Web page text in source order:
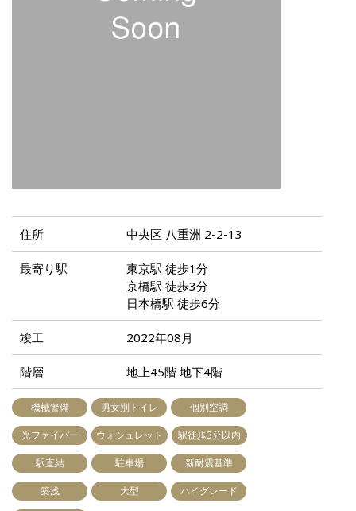
住所 中央区 八重洲 2-2-13
最寄り駅
東京駅 徒歩1分
京橋駅 徒歩3分
日本橋駅 徒歩6分
竣工 2022年08月
階層 地上45階 地下4階
機械警備 男女別トイレ 個別空調
光ファイバー ウォシュレット 駅徒歩3分以内
駅直結 駐車場 新耐震基準
築浅 大型 ハイグレード